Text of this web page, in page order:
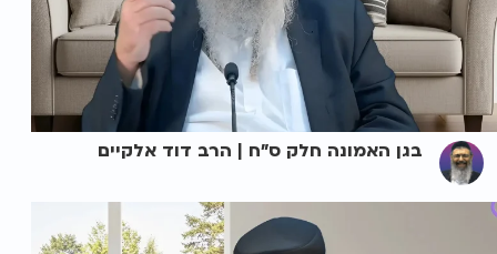
בגן האמונה חלק ס"ח | הרב דוד אלקיים